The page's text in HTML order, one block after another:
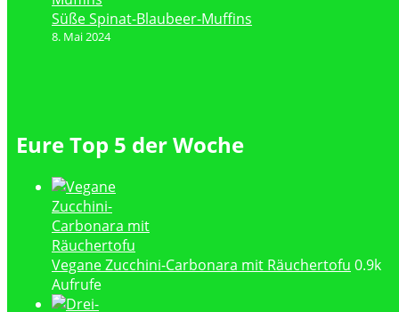
Süße Spinat-Blaubeer-Muffins
8. Mai 2024
Eure Top 5 der Woche
Vegane Zucchini-Carbonara mit Räuchertofu 0.9k
Aufrufe